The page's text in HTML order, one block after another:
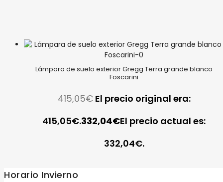
Lámpara de suelo exterior Gregg Terra grande blanco
Foscarini
415,05€ El precio original era:
415,05€.332,04€El precio actual es:
332,04€.
Horario Invierno